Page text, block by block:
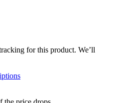
for this product. We’ll